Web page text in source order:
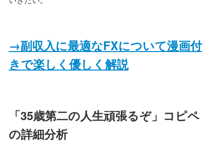
→副収入に最適なFXについて漫画付
きで楽しく優しく解説
「35歳第二の人生頑張るぞ」コピペ
の詳細分析